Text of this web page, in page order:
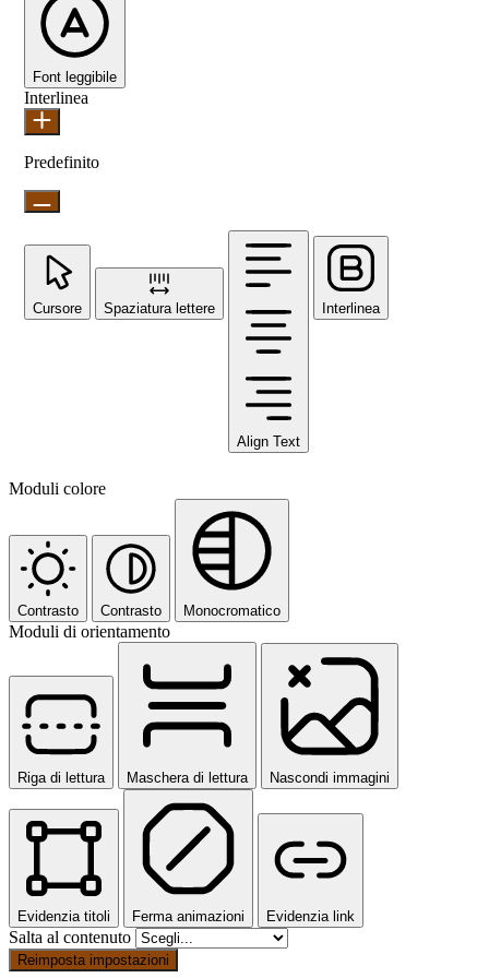
Font leggibile
Interlinea
Predefinito
Cursore Spaziatura lettere
Align Text
Interlinea
Moduli colore
Contrasto Contrasto Monocromatico
Moduli di orientamento
Riga di lettura Maschera di lettura Nascondi immagini
Evidenzia titoli Ferma animazioni Evidenzia link
Salta al contenuto
Reimposta impostazioni